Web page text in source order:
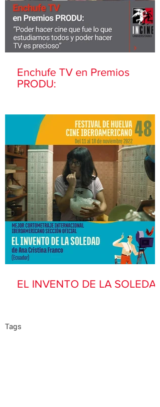
Enchufe TV en Premios
PRODU:
EL INVENTO DE LA SOLEDAD
Tags